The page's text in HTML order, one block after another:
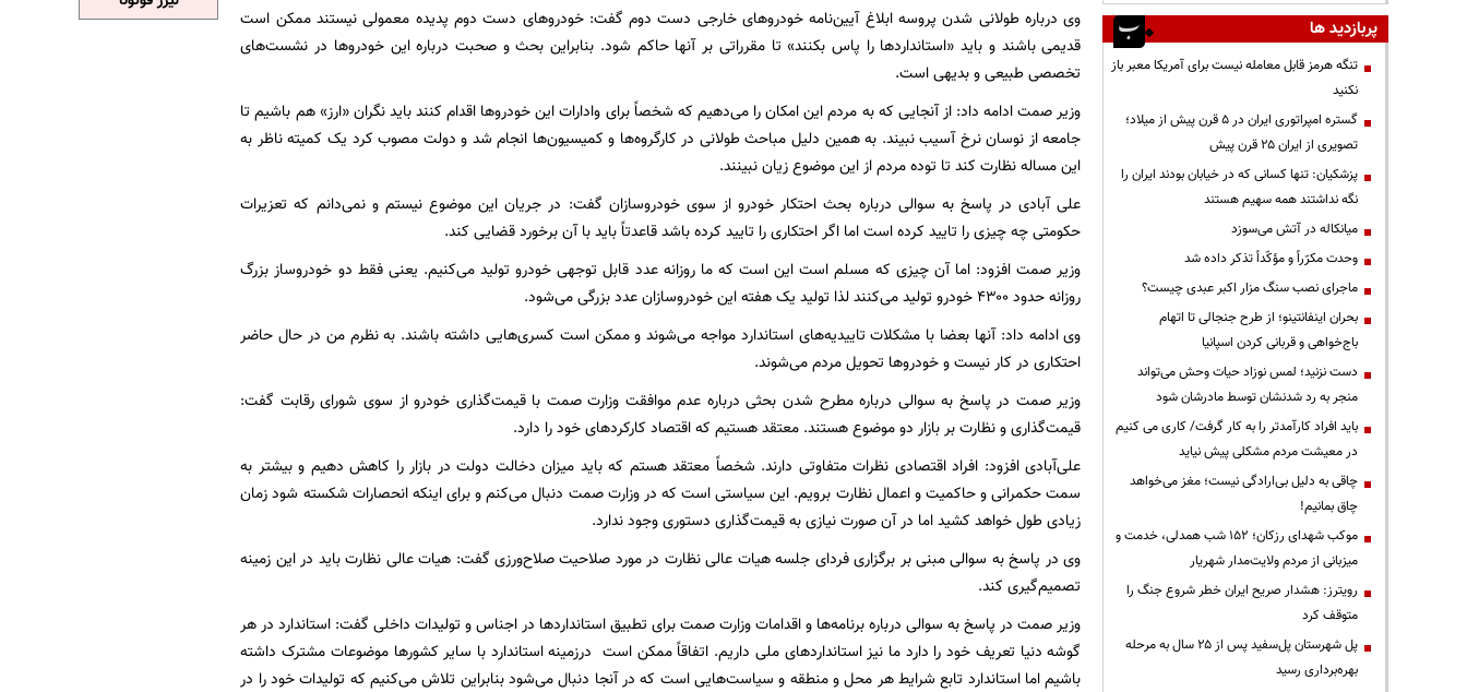
وی درباره طولانی شدن پروسه ابلاغ آیین‌نامه خودروهای خارجی دست دوم گفت: خودروهای دست دوم پدیده معمولی نیستند ممکن است
قدیمی باشند و باید «استانداردها را پاس بکنند» تا مقرراتی بر آنها حاکم شود. بنابراین بحث و صحبت درباره این خودروها در نشست‌های
تخصصی طبیعی و بدیهی است.
وزیر صمت ادامه داد: از آنجایی که به مردم این امکان را می‌دهیم که شخصاً برای وادارات این خودروها اقدام کنند باید نگران «ارز» هم باشیم تا
جامعه از نوسان نرخ آسیب نبیند. به همین دلیل مباحث طولانی در کارگروه‌ها و کمیسیون‌ها انجام شد و دولت مصوب کرد یک کمیته ناظر به
این مساله نظارت کند تا توده مردم از این موضوع زیان نبینند.
علی آبادی در پاسخ به سوالی درباره بحث احتکار خودرو از سوی خودروسازان گفت: در جریان این موضوع نیستم و نمی‌دانم که تعزیرات
حکومتی چه چیزی را تایید کرده است اما اگر احتکاری را تایید کرده باشد قاعدتاً باید با آن برخورد قضایی کند.
وزیر صمت افزود: اما آن چیزی که مسلم است این است که ما روزانه عدد قابل توجهی خودرو تولید می‌کنیم. یعنی فقط دو خودروساز بزرگ
روزانه حدود ۴۳۰۰ خودرو تولید می‌کنند لذا تولید یک هفته این خودروسازان عدد بزرگی می‌شود.
وی ادامه داد: آنها بعضا با مشکلات تاییدیه‌های استاندارد مواجه می‌شوند و ممکن است کسری‌هایی داشته باشند. به نظرم من در حال حاضر
احتکاری در کار نیست و خودروها تحویل مردم می‌شوند.
وزیر صمت در پاسخ به سوالی درباره مطرح شدن بحثی درباره عدم موافقت وزارت صمت با قیمت‌گذاری خودرو از سوی شورای رقابت گفت:
قیمت‌گذاری و نظارت بر بازار دو موضوع هستند. معتقد هستیم که اقتصاد کارکردهای خود را دارد.
علی‌آبادی افزود: افراد اقتصادی نظرات متفاوتی دارند. شخصاً معتقد هستم که باید میزان دخالت دولت در بازار را کاهش دهیم و بیشتر به
سمت حکمرانی و حاکمیت و اعمال نظارت برویم. این سیاستی است که در وزارت صمت دنبال می‌کنم و برای اینکه انحصارات شکسته شود زمان
زیادی طول خواهد کشید اما در آن صورت نیازی به قیمت‌گذاری دستوری وجود ندارد.
وی در پاسخ به سوالی مبنی بر برگزاری فردای جلسه هیات عالی نظارت در مورد صلاحیت صلاح‌ورزی گفت: هیات عالی نظارت باید در این زمینه
تصمیم‌گیری کند.
وزیر صمت در پاسخ به سوالی درباره برنامه‌ها و اقدامات وزارت صمت برای تطبیق استانداردها در اجناس و تولیدات داخلی گفت: استاندارد در هر
گوشه دنیا تعریف خود را دارد ما نیز استانداردهای ملی داریم. اتفاقاً ممکن است درزمینه استاندارد با سایر کشورها موضوعات مشترک داشته
باشیم اما استاندارد تابع شرایط هر محل و منطقه و سیاست‌هایی است که در آنجا دنبال می‌شود بنابراین تلاش می‌کنیم که تولیدات خود را در
پربازدید ها
تنگه هرمز قابل معامله نیست برای آمریکا معبر باز
نکنید
گستره امپراتوری ایران در ۵ قرن پیش از میلاد؛
تصویری از ایران ۲۵ قرن پیش
پزشکیان: تنها کسانی که در خیابان بودند ایران را
نگه نداشتند همه سهیم هستند
میانکاله در آتش می‌سوزد
وحدت مکرّراً و مؤکّداً تذکر داده شد
ماجرای نصب سنگ مزار اکبر عبدی چیست؟
بحران اینفانتینو؛ از طرح جنجالی تا اتهام
باج‌خواهی و قربانی کردن اسپانیا
دست نزنید؛ لمس نوزاد حیات وحش می‌تواند
منجر به رد شدنشان توسط مادرشان شود
باید افراد کارآمدتر را به کار گرفت/ کاری می کنیم
در معیشت مردم مشکلی پیش نیاید
چاقی به دلیل بی‌ارادگی نیست؛ مغز می‌خواهد
چاق بمانیم!
موکب شهدای رزکان؛ ۱۵۲ شب همدلی، خدمت و
میزبانی از مردم ولایت‌مدار شهریار
رویترز: هشدار صریح ایران خطر شروع جنگ را
متوقف کرد
پل شهرستان پل‌سفید پس از ۲۵ سال به مرحله
بهره‌برداری رسید